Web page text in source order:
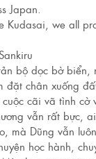
Japan.
Kudasai, we all
bộ dọc bờ
đặt chân xuống
cãi vã tình cờ
vẫn rất bực,
mà Dũng vẫn
học hành,